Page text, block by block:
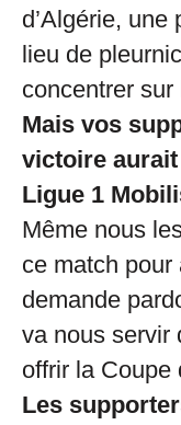
d’Algérie, une
lieu de
concentrer sur
Mais vos
victoire aurait
Ligue 1
Même nous
ce match
demande
va nous servir
offrir la Coupe
Les